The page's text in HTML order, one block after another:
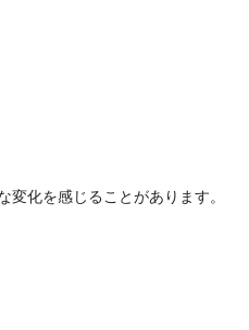
化を感じることがあります。